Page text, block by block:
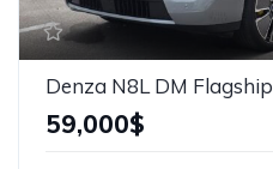
Denza N8L DM Flagship
59,000$